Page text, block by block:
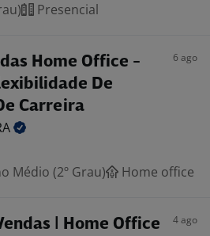
Presencial
Home Office -
De
Carreira
6 ago
Médio (2º Grau) Home office
| Home Office 4 ago